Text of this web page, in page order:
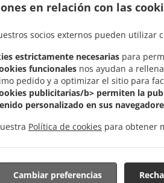
en relación con las
socios externos pueden utilizar
estrictamente necesarias para
funcionales nos ayudan a
pedido y a optimizar el sitio para
publicitarias/b> permiten la
personalizado en sus
Política de cookies para obtener
Cambiar preferencias
Delivery
cerca de Valencia Ruzafa y